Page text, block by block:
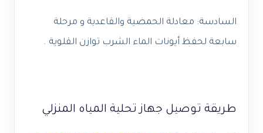
السادسة: معادلة الحمضية والقاعدية و مرحلة
سابعة لحفظ أيونات الماء الشرب توازن القلوية .
طريقة توصيل جهاز تحلية المياه المنزلي